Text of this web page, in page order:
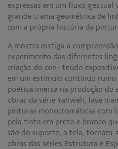
O Museu
Museu Vale Extramuros
Sobre o Instituto Cultural Vale
Centro de Memória
Programação
Notícias
Educativo
Programa Aprendiz
Workshops
expressas em um fluxo gestual
grande trama geométrica de
com a própria história da
A mostra instiga a
experimento das diferentes
criação do con- teúdo
em um estímulo contínuo
poética imersa na produção do
obras da série Yahweh, fase
pinturas monocromáticas com
pela tinta em preto e branco
são do suporte, a tela, tornam-
obras das séries Estrutura e